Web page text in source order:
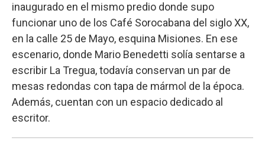
inaugurado en el mismo predio donde supo
funcionar uno de los Café Sorocabana del siglo XX,
en la calle 25 de Mayo, esquina Misiones. En ese
escenario, donde Mario Benedetti solía sentarse a
escribir La Tregua, todavía conservan un par de
mesas redondas con tapa de mármol de la época.
Además, cuentan con un espacio dedicado al
escritor.